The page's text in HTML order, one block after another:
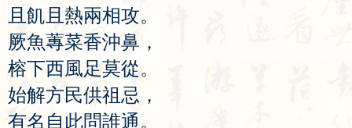
且 飢 且 熱兩相攻。
厥魚蓴菜香沖鼻 ，
榕下西風足莫從。
始解方民供祖 忌 ，
有名 自 此問誰通。